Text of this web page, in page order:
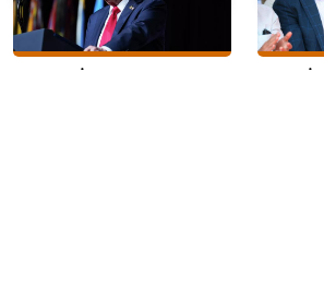
Trump: ‘İran’la
CHP’li